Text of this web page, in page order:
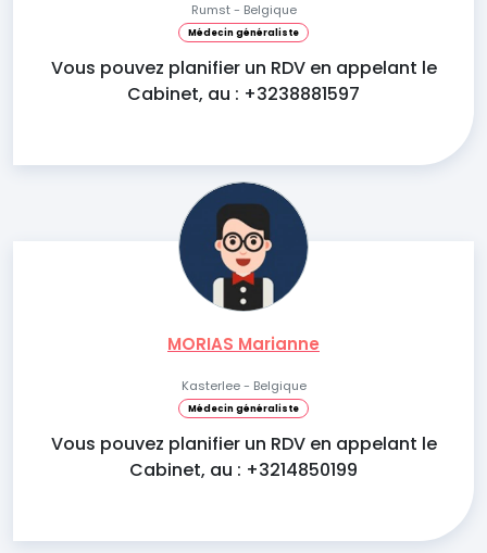
Rumst - Belgique
Médecin généraliste
Vous pouvez planifier un RDV en appelant le
Cabinet, au : +3238881597
MORIAS Marianne
Kasterlee - Belgique
Médecin généraliste
Vous pouvez planifier un RDV en appelant le
Cabinet, au : +3214850199